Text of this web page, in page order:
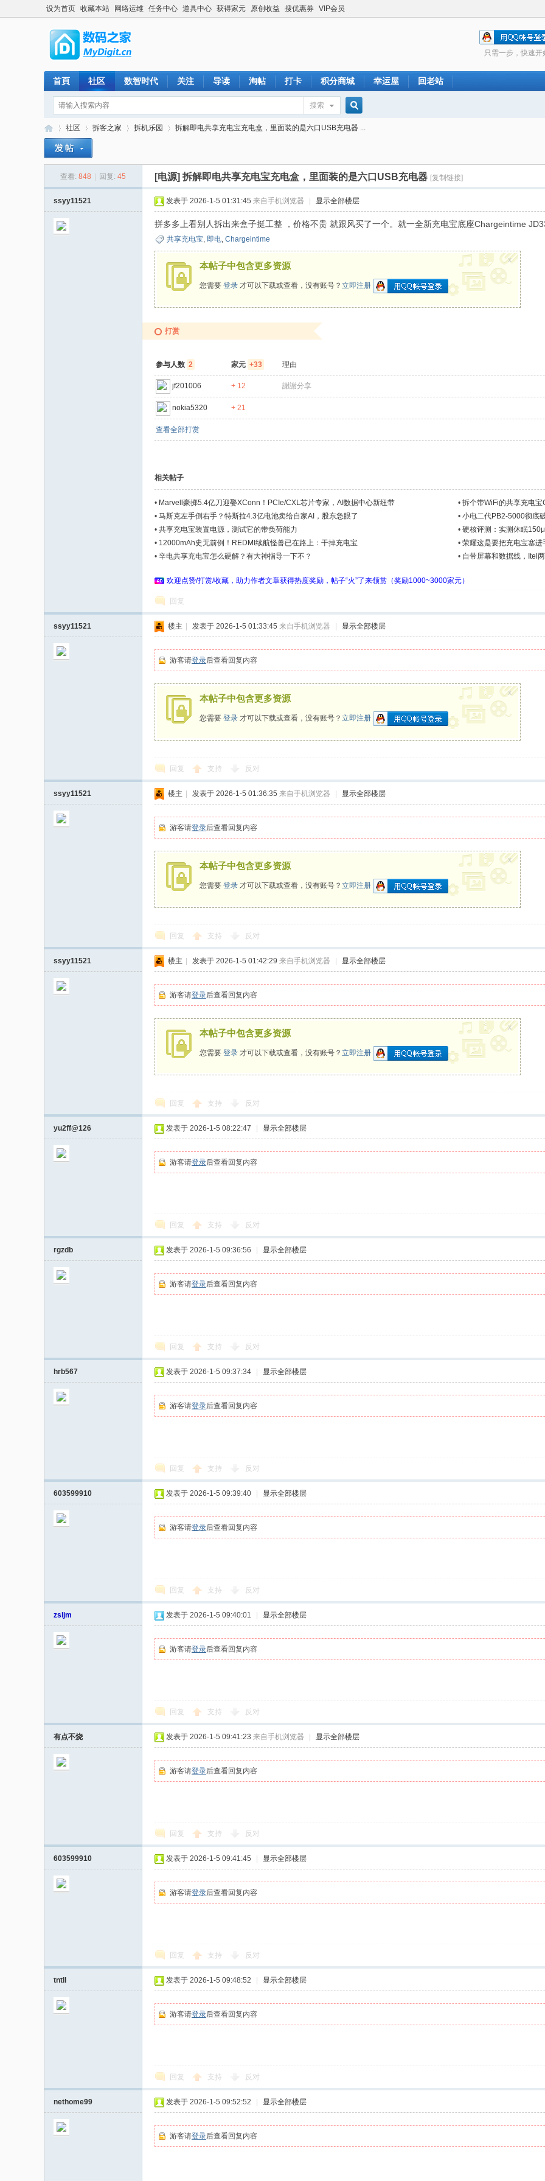
设为首页 收藏本站 网络运维 任务中心 道具中心 获得家元 原创收益 搜优惠券 VIP会员
只需一步，快速开
首頁 社区 数智时代 关注 导读 淘帖 打卡 积分商城 幸运屋 回老站
搜索
搜
索
社区
›
拆客之家
›
拆机乐园
›
拆解即电共享充电宝充电盒，里面装的是六口USB充电器 ...
查看: 848 回复: 45 [电源] 拆解即电共享充电宝充电盒，里面装的是六口USB充电器 [复制链接]
ssyy11521 发表于 2026-1-5 01:31:45 来自手机浏览器 显示全部楼层
拼多多上看别人拆出来盒子挺工整 ，价格不贵 就跟风买了一个。就一全新充电宝底座Chargeintime
共享充电宝, 即电, Chargeintime
本帖子中包含更多资源
您需要 登录 才可以下载或查看，没有账号？ 立即注册
x
打赏
参与人数 2 家元 +33 理由
jf201006 + 12 謝謝分享
nokia5320 + 21
查看全部打赏
相关帖子
• Marvell豪掷5.4亿刀迎娶XConn！PCIe/CXL芯片专家，AI数据中心新纽带 • 拆个带WiFi的共享充电宝
• 马斯克左手倒右手？特斯拉4.3亿电池卖给自家AI，股东急眼了 • 小电二代PB2-5000彻底
• 共享充电宝装置电源，测试它的带负荷能力 • 硬核评测：实测休眠
• 12000mAh史无前例！REDMI续航怪兽已在路上：干掉充电宝 • 荣耀这是要把充电宝塞
• 辛电共享充电宝怎么硬解？有大神指导一下不？ • 自带屏幕和数据线，Itel
欢迎点赞/打赏/收藏，助力作者文章获得热度奖励，帖子“火”了来领赏（奖励1000~3000家元）
回复
ssyy11521 楼主 发表于 2026-1-5 01:33:45 来自手机浏览器 显示全部楼层
游客请登录后查看回复内容
本帖子中包含更多资源
您需要 登录 才可以下载或查看，没有账号？ 立即注册
x
回复 支持 反对
ssyy11521 楼主 发表于 2026-1-5 01:36:35 来自手机浏览器 显示全部楼层
游客请登录后查看回复内容
本帖子中包含更多资源
您需要 登录 才可以下载或查看，没有账号？ 立即注册
x
回复 支持 反对
ssyy11521 楼主 发表于 2026-1-5 01:42:29 来自手机浏览器 显示全部楼层
游客请登录后查看回复内容
本帖子中包含更多资源
您需要 登录 才可以下载或查看，没有账号？ 立即注册
x
回复 支持 反对
yu2ff@126 发表于 2026-1-5 08:22:47 显示全部楼层
游客请登录后查看回复内容
回复 支持 反对
rgzdb 发表于 2026-1-5 09:36:56 显示全部楼层
游客请登录后查看回复内容
回复 支持 反对
hrb567 发表于 2026-1-5 09:37:34 显示全部楼层
游客请登录后查看回复内容
回复 支持 反对
603599910 发表于 2026-1-5 09:39:40 显示全部楼层
游客请登录后查看回复内容
回复 支持 反对
zsljm 发表于 2026-1-5 09:40:01 显示全部楼层
游客请登录后查看回复内容
回复 支持 反对
有点不烧 发表于 2026-1-5 09:41:23 来自手机浏览器 显示全部楼层
游客请登录后查看回复内容
回复 支持 反对
603599910 发表于 2026-1-5 09:41:45 显示全部楼层
游客请登录后查看回复内容
回复 支持 反对
tntll 发表于 2026-1-5 09:48:52 显示全部楼层
游客请登录后查看回复内容
回复 支持 反对
nethome99 发表于 2026-1-5 09:52:52 显示全部楼层
游客请登录后查看回复内容